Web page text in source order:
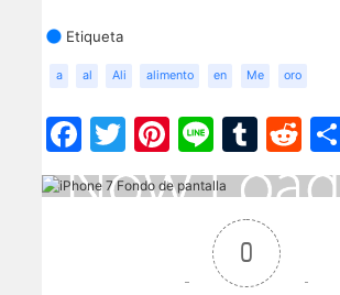
Etiqueta
a al Ali alimento en Me oro
Facebook
Twitter
Pinterest
Line
0